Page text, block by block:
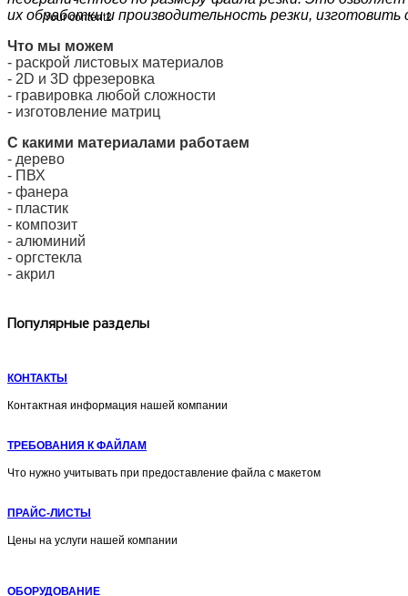
Your content2
их обработки и производительность резки,
Что мы можем
- раскрой листовых материалов
- 2D и 3D фрезеровка
- гравировка любой сложности
- изготовление матриц
С какими материалами работаем
- дерево
- ПВХ
- фанера
- пластик
- композит
- алюминий
- оргстекла
- акрил
Популярные разделы
КОНТАКТЫ
Контактная информация нашей компании
ТРЕБОВАНИЯ К ФАЙЛАМ
Что нужно учитывать при предоставление файла с макетом
ПРАЙС-ЛИСТЫ
Цены на услуги нашей компании
ОБОРУДОВАНИЕ